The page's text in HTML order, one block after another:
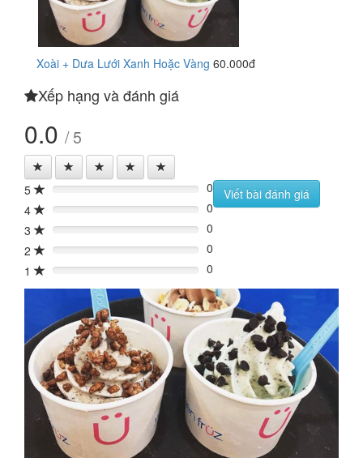
Xoài + Dưa Lưới Xanh Hoặc Vàng 60.000đ
Xếp hạng và đánh giá
0.0 / 5
5 0%
0
4
0%
0
3
0%
0
2
0%
0
1
0% 0
Viết bài đánh giá